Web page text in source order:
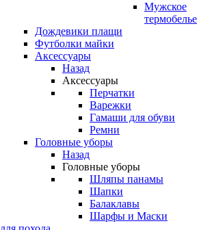
Мужское
термобелье
Дождевики плащи
Футболки майки
Аксессуары
Назад
Аксессуары
Перчатки
Варежки
Гамаши для обуви
Ремни
Головные уборы
Назад
Головные уборы
Шляпы панамы
Шапки
Балаклавы
Шарфы и Маски